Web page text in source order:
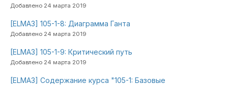
Добавлено 24 марта 2019
[ELMA3] 105-1-8: Диаграмма Ганта
Добавлено 24 марта 2019
[ELMA3] 105-1-9: Критический путь
Добавлено 24 марта 2019
[ELMA3] Содержание курса "105-1: Базовые